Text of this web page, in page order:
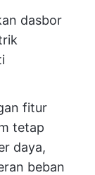
dasbor
fitur
tetap
daya,
beban